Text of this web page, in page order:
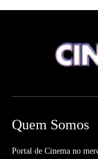
Quem Somos
Portal de Cinema no